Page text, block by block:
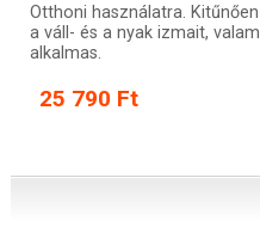
Otthoni használatra.
a váll- és a nyak izmait,
alkalmas.
25 790 Ft